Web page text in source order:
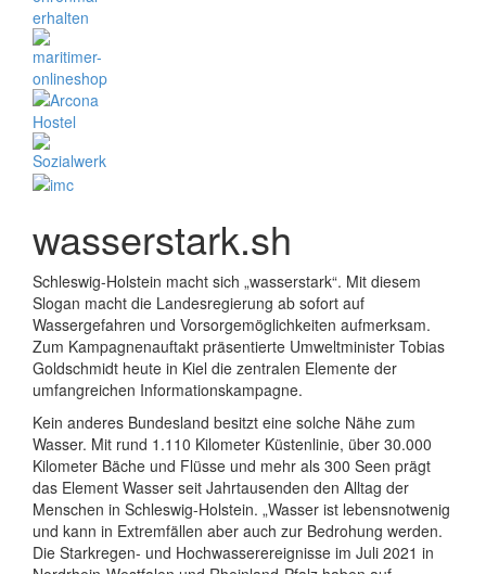
wasserstark.sh
Schleswig-Holstein macht sich „wasserstark“. Mit diesem
Slogan macht die Landesregierung ab sofort auf
Wassergefahren und Vorsorgemöglichkeiten aufmerksam.
Zum Kampagnenauftakt präsentierte Umweltminister Tobias
Goldschmidt heute in Kiel die zentralen Elemente der
umfangreichen Informationskampagne.
Kein anderes Bundesland besitzt eine solche Nähe zum
Wasser. Mit rund 1.110 Kilometer Küstenlinie, über 30.000
Kilometer Bäche und Flüsse und mehr als 300 Seen prägt
das Element Wasser seit Jahrtausenden den Alltag der
Menschen in Schleswig-Holstein. „Wasser ist lebensnotwenig
und kann in Extremfällen aber auch zur Bedrohung werden.
Die Starkregen- und Hochwasserereignisse im Juli 2021 in